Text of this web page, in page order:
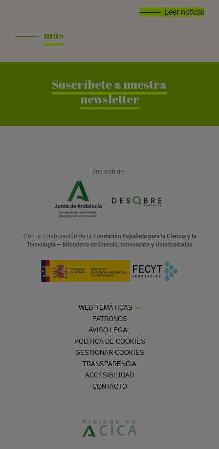
Leer noticia
más
Suscríbete a nuestra
newsletter
Una web de:
Con la colaboración de la Fundación Española para la Ciencia y la
Tecnología — Ministerio de Ciencia, Innovación y Universidades
WEB TEMÁTICAS
PATRONOS
AVISO LEGAL
POLÍTICA DE COOKIES
GESTIONAR COOKIES
TRANSPARENCIA
ACCESIBILIDAD
CONTACTO